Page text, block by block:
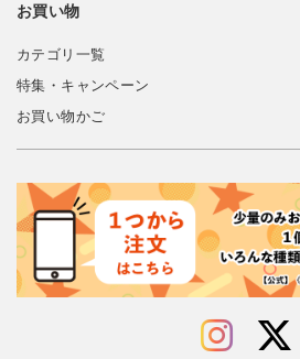
お買い物
カテゴリ一覧
特集・キャンペーン
お買い物かご